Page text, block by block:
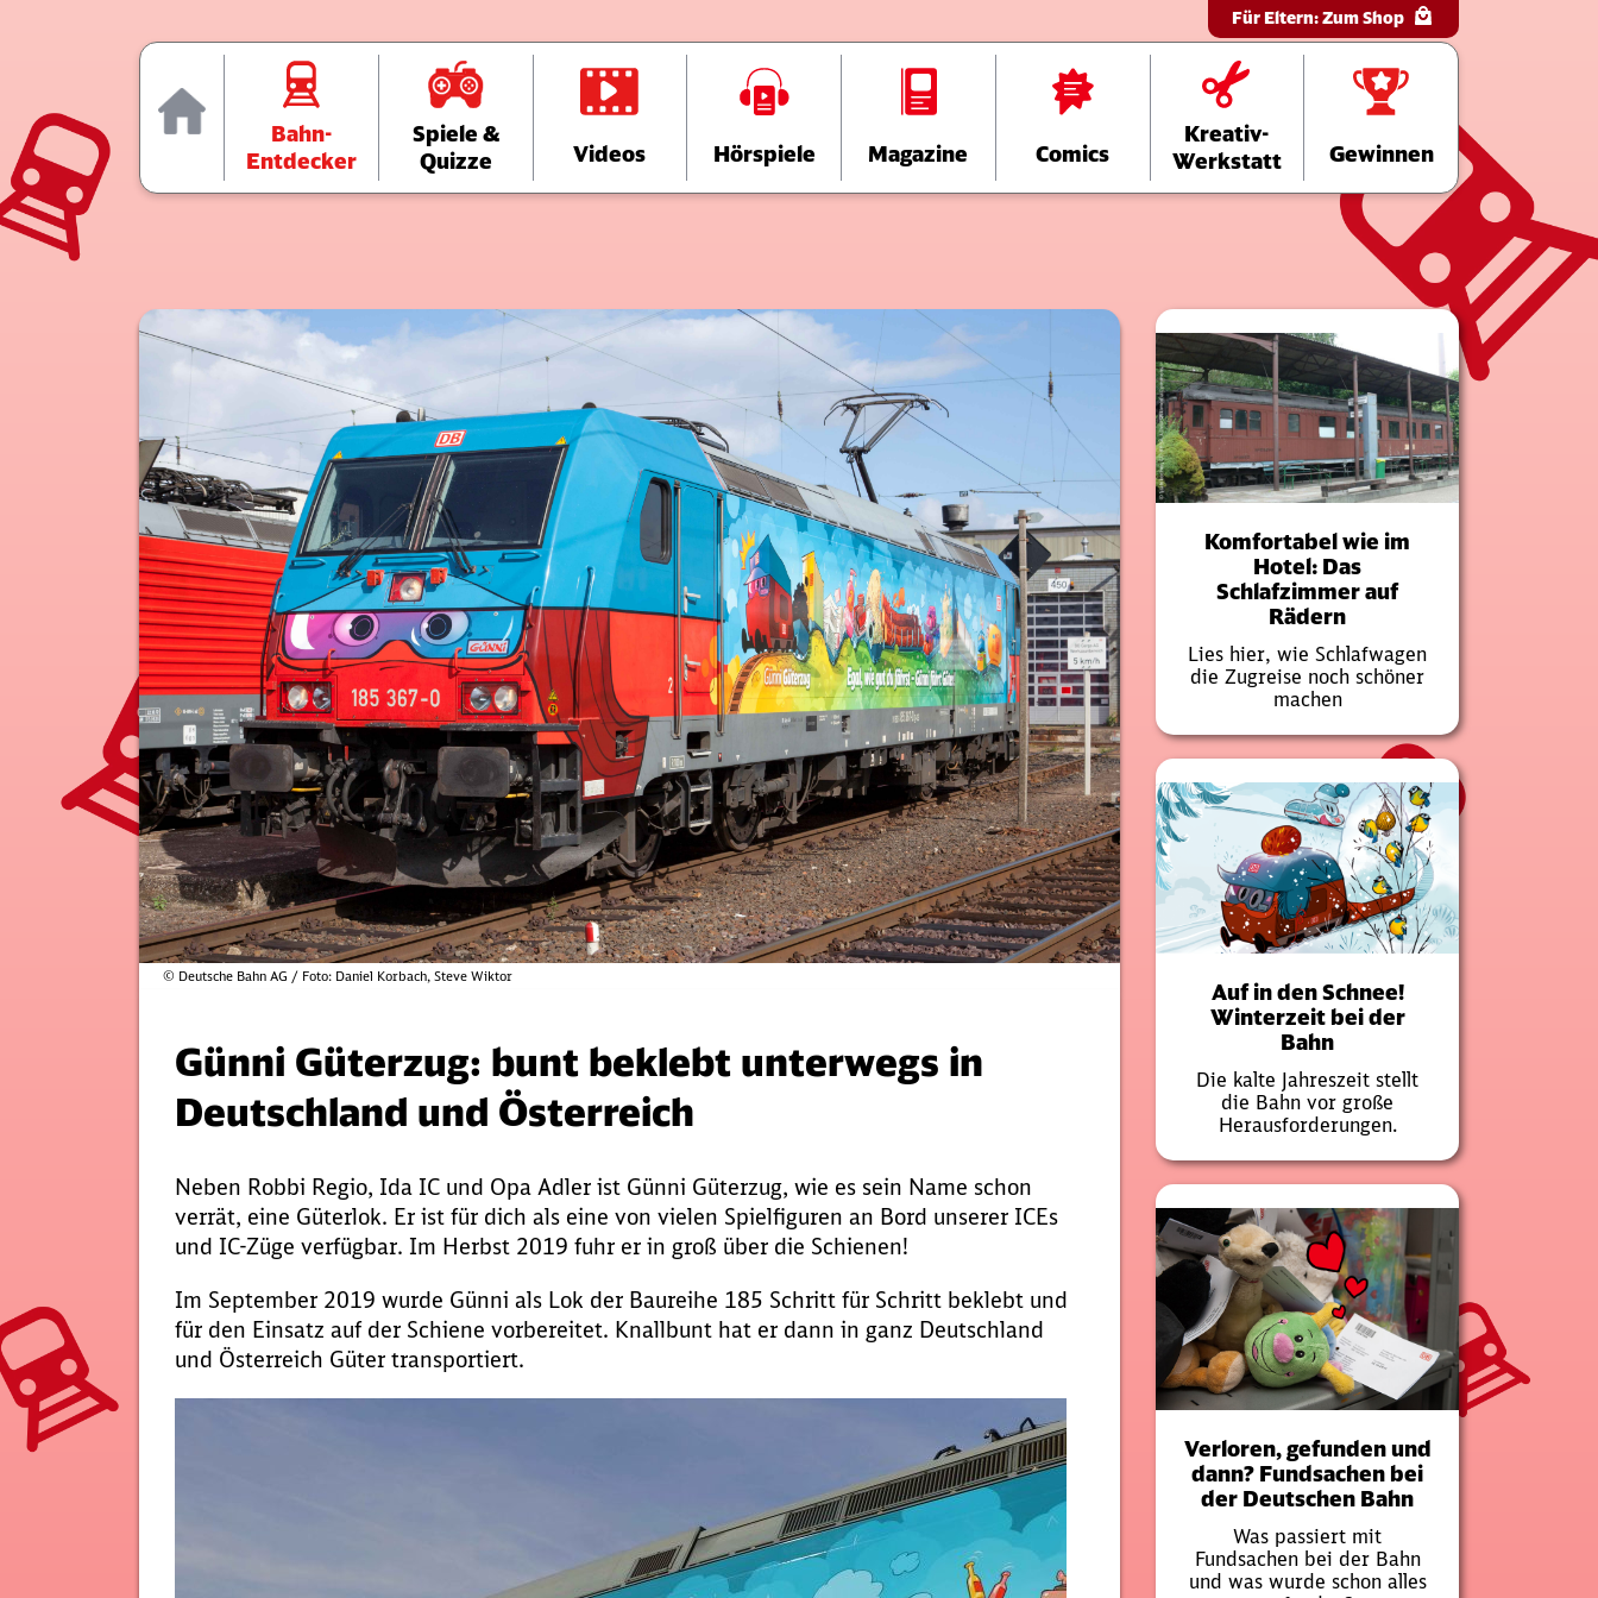
Home
Bahn-
Entdecker
Spiele &
Quizze
Videos Hörspiele Magazine Comics
Kreativ-
Werkstatt
Gewinnen
Für Eltern:Zum Shop
© Deutsche Bahn AG / Foto: Daniel Korbach, Steve Wiktor
Günni Güterzug: bunt beklebt unterwegs in
Deutschland und Österreich
Neben Robbi Regio, Ida IC und Opa Adler ist Günni Güterzug, wie es sein Name schon
verrät, eine Güterlok. Er ist für dich als eine von vielen Spielfiguren an Bord unserer ICEs
und IC-Züge verfügbar. Im Herbst 2019 fuhr er in groß über die Schienen!
Im September 2019 wurde Günni als Lok der Baureihe 185 Schritt für Schritt beklebt und
für den Einsatz auf der Schiene vorbereitet. Knallbunt hat er dann in ganz Deutschland
und Österreich Güter transportiert.
Komfortabel wie im
Hotel: Das
Schlafzimmer auf
Rädern
Lies hier, wie Schlafwagen
die Zugreise noch schöner
machen
Auf in den Schnee!
Winterzeit bei der
Bahn
Die kalte Jahreszeit stellt
die Bahn vor große
Herausforderungen.
Verloren, gefunden und
dann? Fundsachen bei
der Deutschen Bahn
Was passiert mit
Fundsachen bei der Bahn
und was wurde schon alles